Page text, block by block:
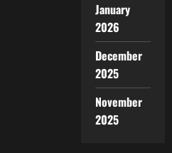
January
2026
December
2025
November
2025